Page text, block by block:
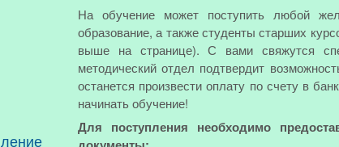
На обучение может поступить любой
образование, а также студенты старших
выше на странице). С вами свяжутся
методический отдел подтвердит
останется произвести оплату по счету в
начинать обучение!
Для поступления необходимо